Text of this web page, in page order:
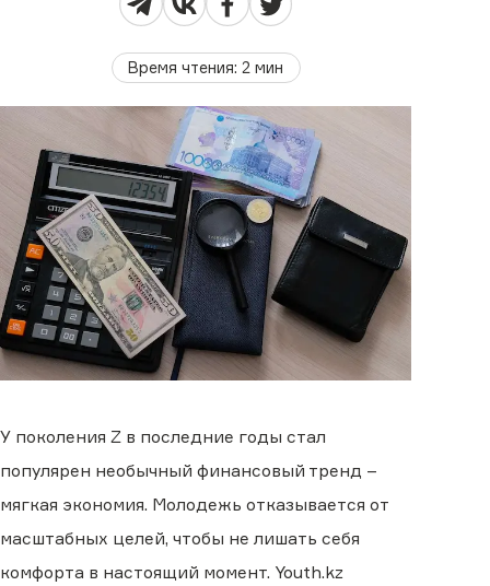
Время чтения:2 мин
У поколения Z в последние годы стал
популярен необычный финансовый тренд –
мягкая экономия. Молодежь отказывается от
масштабных целей, чтобы не лишать себя
комфорта в настоящий момент. Youth.kz